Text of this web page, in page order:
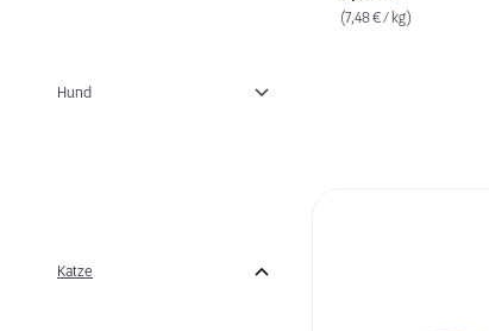
Hund
Katze
(7,48 € / kg)